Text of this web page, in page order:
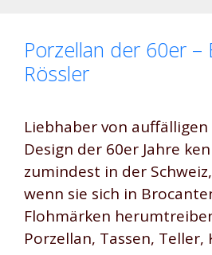
Porzellan der 60er –
Rössler
Liebhaber von
Design der 60er Jahre
zumindest in der
wenn sie sich in
Flohmärken
Porzellan, Tassen, Teller,